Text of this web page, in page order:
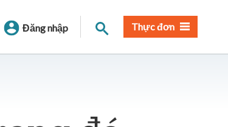
Đăng nhập Tìm trangThực đơn